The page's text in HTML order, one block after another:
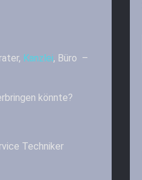
Kanzlei, Büro –
könnte?
Techniker